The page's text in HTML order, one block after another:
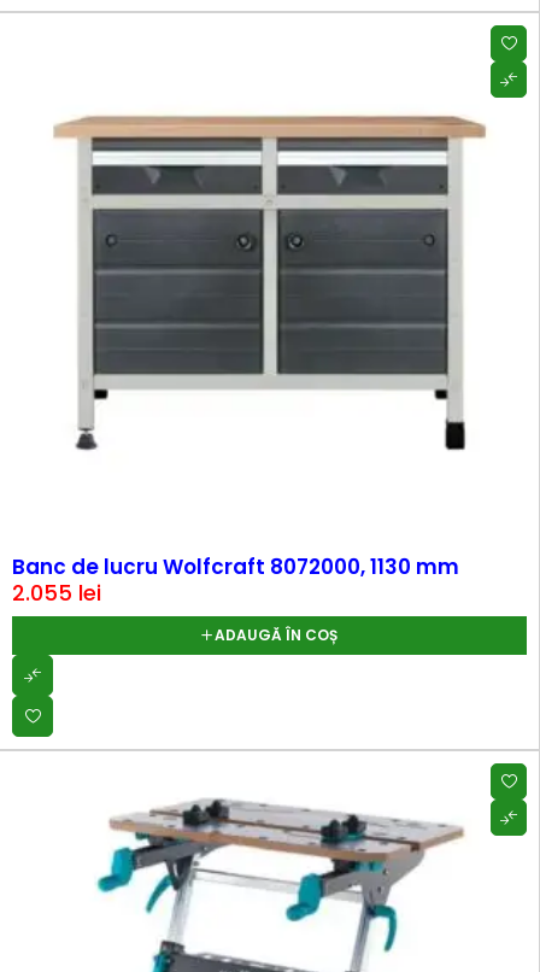
Banc de lucru Wolfcraft 8072000, 1130 mm
2.055 lei
ADAUGĂ ÎN COȘ